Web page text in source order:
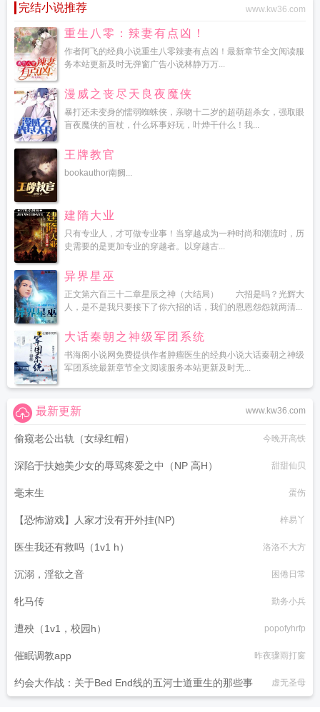
完结小说推荐 www.kw36.com
重生八零：辣妻有点凶！
作者阿飞的经典小说重生八零辣妻有点凶！最新章节全文阅读服
务本站更新及时无弹窗广告小说林静万万...
漫威之丧尽天良夜魔侠
暴打还未变身的懦弱蜘蛛侠，亲吻十二岁的超萌超杀女，强取眼
盲夜魔侠的盲杖，什么坏事好玩，叶烨干什么！我...
王牌教官
bookauthor南阙...
建隋大业
只有专业人，才可做专业事！当穿越成为一种时尚和潮流时，历
史需要的是更加专业的穿越者。以穿越古...
异界星巫
正文第六百三十二章星辰之神（大结局） 六招是吗？光辉大
人，是不是我只要接下了你六招的话，我们的恩恩怨怨就两清...
大话秦朝之神级军团系统
书海阁小说网免费提供作者肿瘤医生的经典小说大话秦朝之神级
军团系统最新章节全文阅读服务本站更新及时无...
www.kw36.com
最新更新
偷窥老公出轨（女绿红帽） 今晚开高铁
深陷于扶她美少女的辱骂疼爱之中（NP 高H） 甜甜仙贝
毫末生 蛋伤
【恐怖游戏】人家才没有开外挂(NP) 梓易丫
医生我还有救吗（1v1 h） 洛洛不大方
沉溺，淫欲之音 困倦日常
牝马传 勤务小兵
遭殃（1v1，校园h） popofyhrfp
催眠调教app 昨夜骤雨打窗
约会大作战：关于Bed End线的五河士道重生的那些事 虚无圣母